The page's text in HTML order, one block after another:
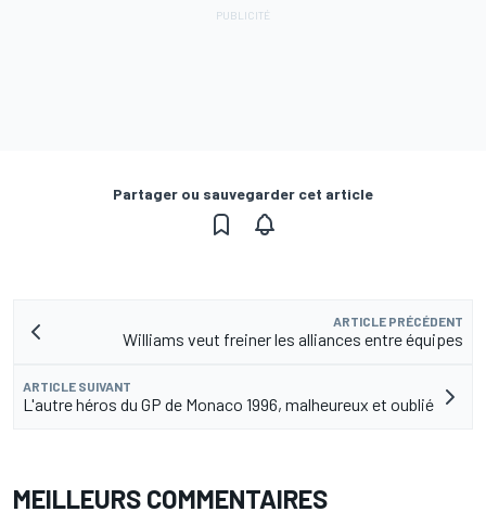
Partager ou sauvegarder cet article
ARTICLE PRÉCÉDENT
Williams veut freiner les alliances entre équipes
ARTICLE SUIVANT
L'autre héros du GP de Monaco 1996, malheureux et oublié
MEILLEURS COMMENTAIRES